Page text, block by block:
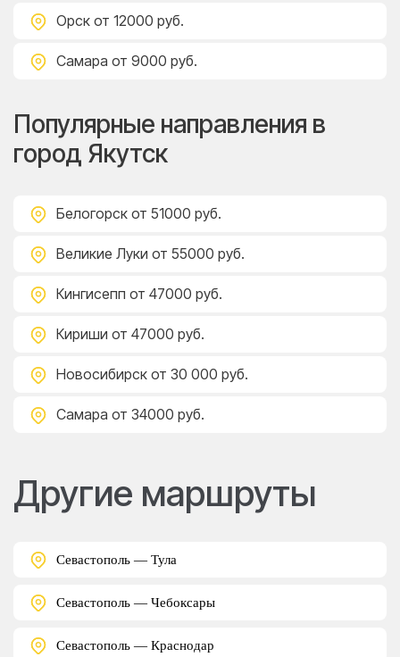
Орск от 12000 руб.
Самара от 9000 руб.
Популярные направления в
город Якутск
Белогорск от 51000 руб.
Великие Луки от 55000 руб.
Кингисепп от 47000 руб.
Кириши от 47000 руб.
Новосибирск от 30 000 руб.
Самара от 34000 руб.
Другие маршруты
Севастополь — Тула
Севастополь — Чебоксары
Севастополь — Краснодар